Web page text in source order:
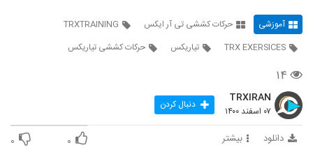
آموزشی حرکات کششی تی آر ایکس
TRXTRAINING
TRX EXERSICES
تیاریکس حرکات کششی تیاریکس
۱۴
TRXIRAN
۰۷ اسفند ۱۴۰۰ دنبال کردن
دانلود بیشتر ۰ ۰